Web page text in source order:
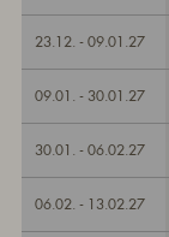
23.12. - 09.01.27
09.01. - 30.01.27
30.01. - 06.02.27
06.02. - 13.02.27